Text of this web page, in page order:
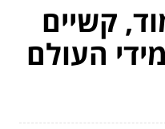
קשיים
העולם